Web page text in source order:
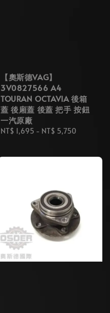
【奧斯德VAG】
3V0827566 A4
TOURAN OCTAVIA 後箱
蓋 後廂蓋 後蓋 把手 按鈕
一汽原廠
Regular
NT$ 1,695 - NT$ 5,750